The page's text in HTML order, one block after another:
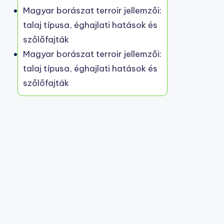
Magyar borászat terroir jellemzői:
talaj típusa, éghajlati hatások és
szőlőfajták
Magyar borászat terroir jellemzői:
talaj típusa, éghajlati hatások és
szőlőfajták